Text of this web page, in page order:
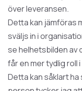
över leveransen.
Detta kan jämföras
sväljs in i
se helhetsbilden av
får en mer tydlig roll
Detta kan såklart ha